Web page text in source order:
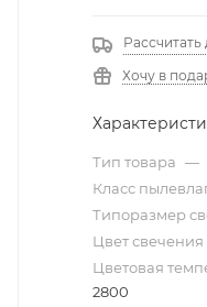
Рассчитать
Хочу в
Тип товара —
Класс
Типоразмер
Цвет свечения
Цветовая
2800